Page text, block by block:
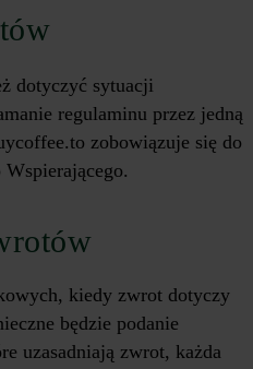
dotyczyć sytuacji
regulaminu przez jedną
zobowiązuje się do
kiedy zwrot dotyczy
będzie podanie
uzasadniają zwrot, każda